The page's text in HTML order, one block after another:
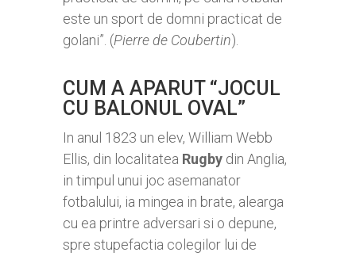
este un sport de domni practicat de
golani”. (Pierre de Coubertin).
CUM A APARUT “JOCUL
CU BALONUL OVAL”
In anul 1823 un elev, William Webb
Ellis, din localitatea Rugby din Anglia,
in timpul unui joc asemanator
fotbalului, ia mingea in brate, alearga
cu ea printre adversari si o depune,
spre stupefactia colegilor lui de